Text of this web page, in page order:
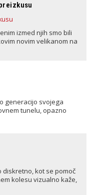
izmed njih smo bili
novim velikanom na
generacijo svojega
tunelu, opazno
diskretno, kot se pomoč
kolesu vizualno kaže,